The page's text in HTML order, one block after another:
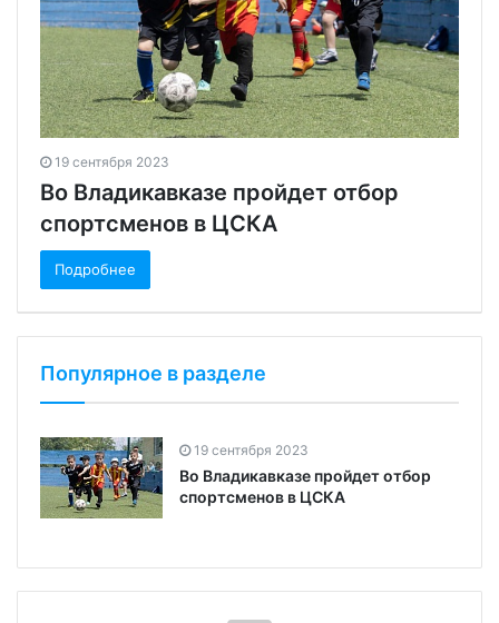
19 сентября 2023
Во Владикавказе пройдет отбор
спортсменов в ЦСКА
Подробнее
Популярное в разделе
19 сентября 2023
Во Владикавказе пройдет отбор
спортсменов в ЦСКА